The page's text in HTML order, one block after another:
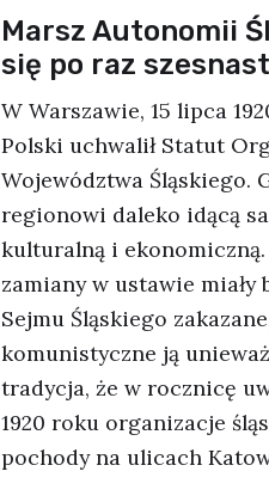
Marsz Autonomii
się po raz
W Warszawie, 15 lipca
Polski uchwalił Statut
Województwa Śląskiego.
regionowi daleko idącą
kulturalną i
zamiany w ustawie miały
Sejmu Śląskiego
komunistyczne ją
tradycja, że w rocznicę
1920 roku organizacje
pochody na ulicach